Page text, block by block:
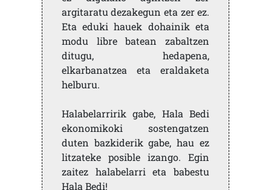
argitaratu dezakegun eta zer ez.
Eta eduki hauek dohainik eta
modu libre batean zabaltzen
ditugu, hedapena,
elkarbanatzea eta eraldaketa
helburu.
Halabelarririk gabe, Hala Bedi
ekonomikoki sostengatzen
duten bazkiderik gabe, hau ez
litzateke posible izango. Egin
zaitez halabelarri eta babestu
Hala Bedi!